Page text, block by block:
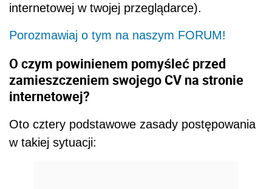
internetowej w twojej przeglądarce).
Porozmawiaj o tym na naszym FORUM!
O czym powinienem pomyśleć przed
zamieszczeniem swojego CV na stronie
internetowej?
Oto cztery podstawowe zasady postępowania
w takiej sytuacji: